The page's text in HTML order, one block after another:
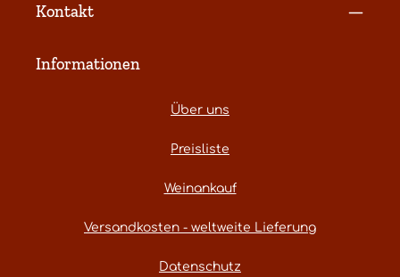
Kontakt
Informationen
Über uns
Preisliste
Weinankauf
Versandkosten - weltweite Lieferung
Datenschutz